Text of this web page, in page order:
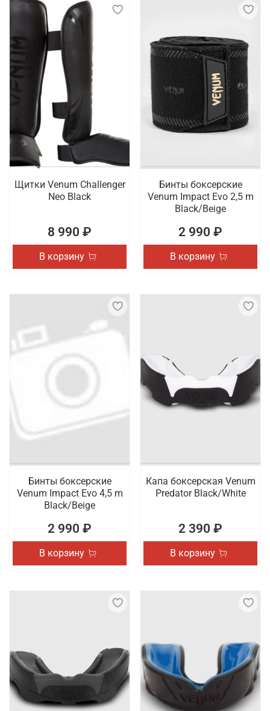
Щитки Venum Challenger
Neo Black
8 990 ₽
В корзину
Бинты боксерские
Venum Impact Evo 2,5 m
Black/Beige
2 990 ₽
В корзину
Бинты боксерские
Venum Impact Evo 4,5 m
Black/Beige
2 990 ₽
В корзину
Капа боксерская Venum
Predator Black/White
2 390 ₽
В корзину